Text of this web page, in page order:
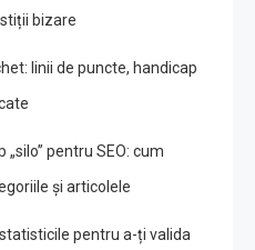
bizare
linii de puncte, handicap
pentru SEO: cum
și articolele
pentru a-ți valida